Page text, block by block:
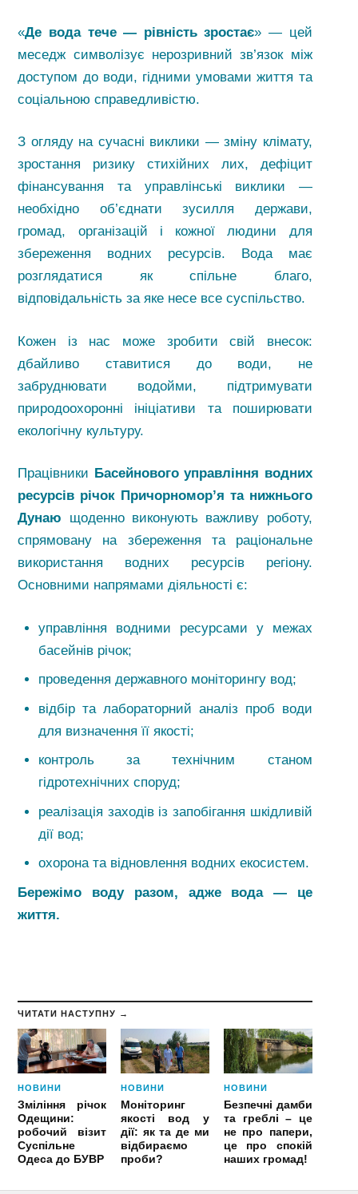
«Де вода тече — рівність зростає» — цей
меседж символізує нерозривний зв’язок між
доступом до води, гідними умовами життя та
соціальною справедливістю.
З огляду на сучасні виклики — зміну клімату,
зростання ризику стихійних лих, дефіцит
фінансування та управлінські виклики —
необхідно об’єднати зусилля держави,
громад, організацій і кожної людини для
збереження водних ресурсів. Вода має
розглядатися як спільне благо,
відповідальність за яке несе все суспільство.
Кожен із нас може зробити свій внесок:
дбайливо ставитися до води, не
забруднювати водойми, підтримувати
природоохоронні ініціативи та поширювати
екологічну культуру.
Працівники Басейнового управління водних
ресурсів річок Причорномор’я та нижнього
Дунаю щоденно виконують важливу роботу,
спрямовану на збереження та раціональне
використання водних ресурсів регіону.
Основними напрямами діяльності є:
управління водними ресурсами у межах
басейнів річок;
проведення державного моніторингу вод;
відбір та лабораторний аналіз проб води
для визначення її якості;
контроль за технічним станом
гідротехнічних споруд;
реалізація заходів із запобігання шкідливій
дії вод;
охорона та відновлення водних екосистем.
Бережімо воду разом, адже вода — це
життя.
ЧИТАТИ НАСТУПНУ →
НОВИНИ
Зміління річок
Одещини:
робочий візит
Суспільне
Одеса до БУВР
НОВИНИ
Моніторинг
якості вод у
дії: як та де ми
відбираємо
проби?
НОВИНИ
Безпечні дамби
та греблі – це
не про папери,
це про спокій
наших громад!